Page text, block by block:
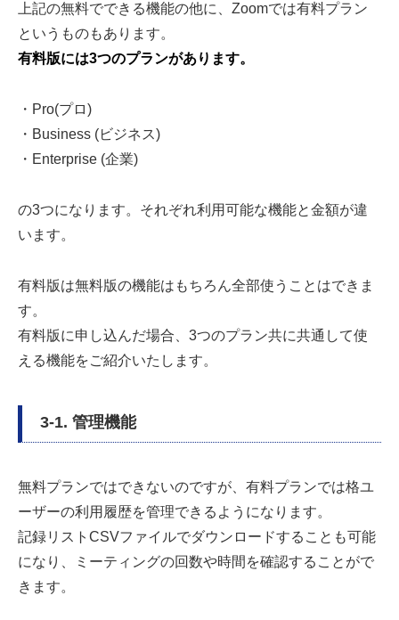
上記の無料でできる機能の他に、Zoomでは有料プラン
というものもあります。
有料版には3つのプランがあります。
・Pro(プロ)
・Business (ビジネス)
・Enterprise (企業)
の3つになります。それぞれ利用可能な機能と金額が違
います。
有料版は無料版の機能はもちろん全部使うことはできま
す。
有料版に申し込んだ場合、3つのプラン共に共通して使
える機能をご紹介いたします。
3-1. 管理機能
無料プランではできないのですが、有料プランでは格ユ
ーザーの利用履歴を管理できるようになります。
記録リストCSVファイルでダウンロードすることも可能
になり、ミーティングの回数や時間を確認することがで
きます。